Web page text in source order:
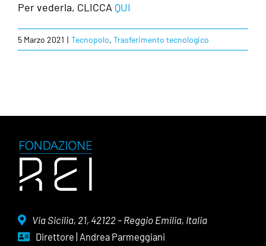
Per vederla, CLICCA QUI
5 Marzo 2021 | Tecnopolo, Trasferimento tecnologico
Via Sicilia, 21, 42122 – Reggio Emilia, Italia
Direttore | Andrea Parmeggiani